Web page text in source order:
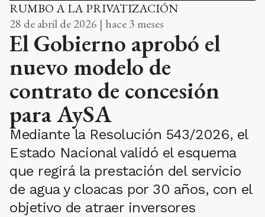
RUMBO A LA PRIVATIZACIÓN
28 de abril de 2026 | hace 3 meses
El Gobierno aprobó el
nuevo modelo de
contrato de concesión
para AySA
Mediante la Resolución 543/2026, el
Estado Nacional validó el esquema
que regirá la prestación del servicio
de agua y cloacas por 30 años, con el
objetivo de atraer inversores